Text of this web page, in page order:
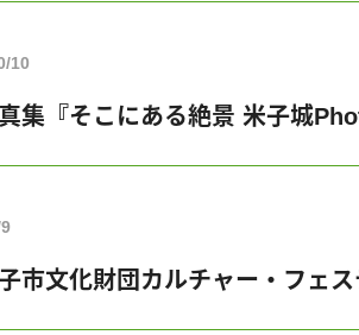
10
集『そこにある絶景 米子城
市文化財団カルチャー・フェス